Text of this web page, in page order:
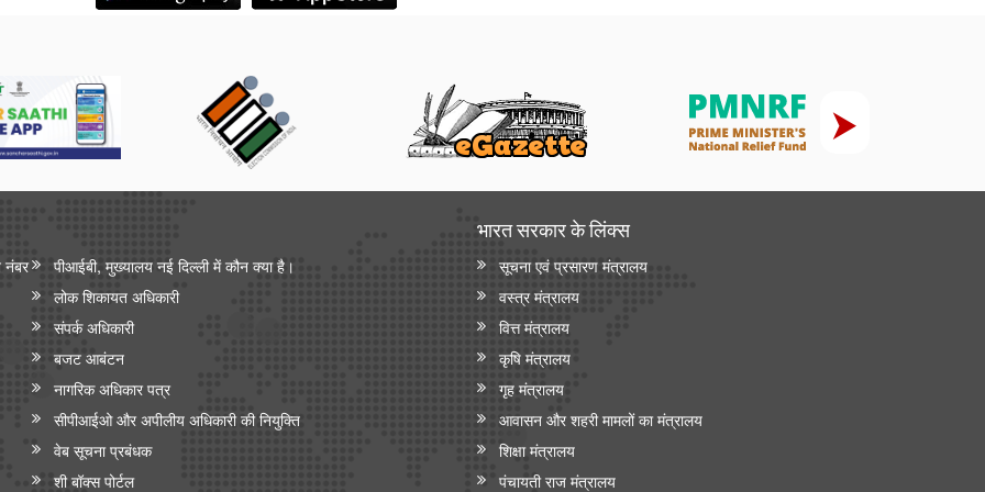
नंबर
पीआईबी, मुख्यालय नई दिल्ली में कौन क्या है।
लोक शिकायत अधिकारी
संपर्क अधिकारी
बजट आबंटन
नागरिक अधिकार पत्र
सीपीआईओ और अपी‍लीय अधिकारी की नियुक्ति
वेब सूचना प्रबंधक
शी बॉक्स पोर्टल
भारत सरकार के लिंक्‍स
सूचना एवं प्रसारण मंत्रालय
वस्त्र मंत्रालय
वित्त मंत्रालय
कृषि मंत्रालय
गृह मंत्रालय
आवासन और शहरी मामलों का मंत्रालय
शिक्षा मंत्रालय
पंचायती राज मंत्रालय